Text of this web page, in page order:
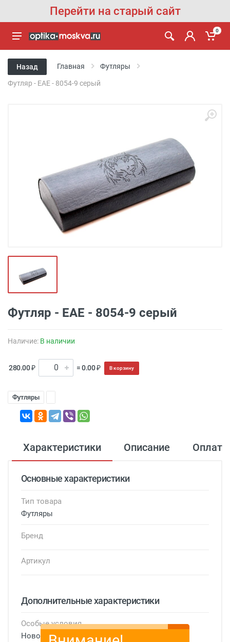
Перейти на старый сайт
0
Назад Главная Футляры
Футляр - EAE - 8054-9 серый
Футляр - EAE - 8054-9 серый
Наличие: В наличии
280.00 ₽ = 0.00 ₽ В корзину
Футляры
Характеристики Описание Оплата
Основные характеристики
Тип товара
Футляры
Бренд
Артикул
Дополнительные характеристики
Особые условия
Новое поступление